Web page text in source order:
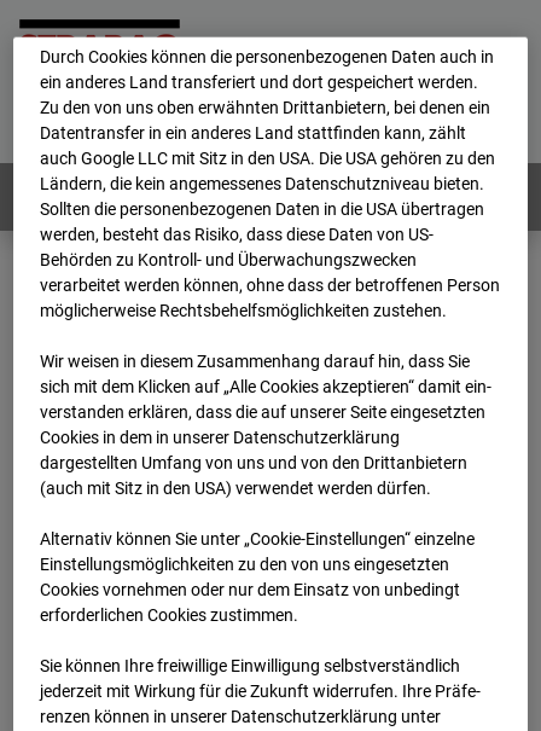
Home E-Mail Impressum
Login
Deutsch / English
Webcams: Alle Länder
Home
Österreich
BC-191 - BV-ÖBB Lastenstraße
Archiv
2026
07 08 06:30
BC-191 - BV-ÖBB
Lastenstraße
Lastenstraße 3, 5020 Salzburg
Zur Übersicht
Europe/Vienna
Durch Cookies können die personenbezogenen Daten auch in
ein anderes Land transferiert und dort gespeichert werden.
Zu den von uns oben erwähnten Drittanbietern, bei denen ein
Datentransfer in ein anderes Land stattfinden kann, zählt
auch Google LLC mit Sitz in den USA. Die USA gehören zu den
Ländern, die kein angemessenes Datenschutzniveau bieten.
Sollten die personenbezogenen Daten in die USA übertragen
werden, besteht das Risiko, dass diese Daten von US-
Behörden zu Kontroll- und Überwachungszwecken
verarbeitet werden können, ohne dass der betroffenen Person
möglicherweise Rechtsbehelfsmöglichkeiten zustehen.
Wir weisen in diesem Zusammenhang darauf hin, dass Sie
sich mit dem Klicken auf „Alle Cookies akzeptieren“ damit ein­
ver­standen erklären, dass die auf unserer Seite eingesetzten
Cookies in dem in unserer Datenschutzerklärung
dargestellten Umfang von uns und von den Drittanbietern
(auch mit Sitz in den USA) verwendet werden dürfen.
Alternativ können Sie unter „Cookie-Einstellungen“ einzelne
Einstellungsmöglichkeiten zu den von uns eingesetzten
Cookies vornehmen oder nur dem Einsatz von unbedingt
erforderlichen Cookies zustimmen.
Sie können Ihre freiwillige Einwilligung selbstverständlich
jederzeit mit Wirkung für die Zukunft widerrufen. Ihre Prä­fe­
renzen können in unserer Datenschutzerklärung unter